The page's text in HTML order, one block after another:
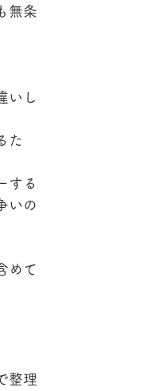
無条
いし
た
する
いの
めて
整理